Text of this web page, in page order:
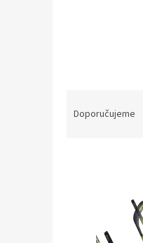
Doporučujeme